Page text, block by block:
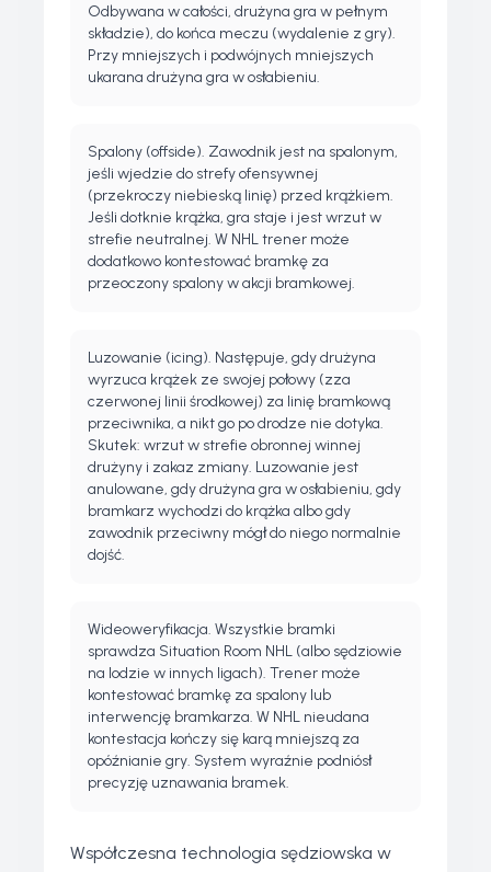
Odbywana w całości, drużyna gra w pełnym
składzie), do końca meczu (wydalenie z gry).
Przy mniejszych i podwójnych mniejszych
ukarana drużyna gra w osłabieniu.
Spalony (offside). Zawodnik jest na spalonym,
jeśli wjedzie do strefy ofensywnej
(przekroczy niebieską linię) przed krążkiem.
Jeśli dotknie krążka, gra staje i jest wrzut w
strefie neutralnej. W NHL trener może
dodatkowo kontestować bramkę za
przeoczony spalony w akcji bramkowej.
Luzowanie (icing). Następuje, gdy drużyna
wyrzuca krążek ze swojej połowy (zza
czerwonej linii środkowej) za linię bramkową
przeciwnika, a nikt go po drodze nie dotyka.
Skutek: wrzut w strefie obronnej winnej
drużyny i zakaz zmiany. Luzowanie jest
anulowane, gdy drużyna gra w osłabieniu, gdy
bramkarz wychodzi do krążka albo gdy
zawodnik przeciwny mógł do niego normalnie
dojść.
Wideoweryfikacja. Wszystkie bramki
sprawdza Situation Room NHL (albo sędziowie
na lodzie w innych ligach). Trener może
kontestować bramkę za spalony lub
interwencję bramkarza. W NHL nieudana
kontestacja kończy się karą mniejszą za
opóźnianie gry. System wyraźnie podniósł
precyzję uznawania bramek.
Współczesna technologia sędziowska w